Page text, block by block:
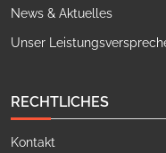
News & Aktuelles
Unser
RECHTLICHES
Kontakt